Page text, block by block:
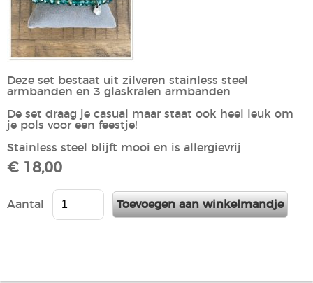
Deze set bestaat uit zilveren stainless steel
armbanden en 3 glaskralen armbanden
De set draag je casual maar staat ook heel leuk om
je pols voor een feestje!
Stainless steel blijft mooi en is allergievrij
€ 18,00
Aantal